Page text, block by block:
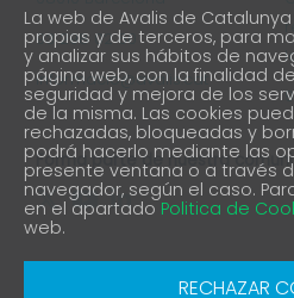
93 298 02 60
informacio@avalis.cat
Forma parte de nuestra
La web de Avalis de Catalunya
propias y de terceros, para
y analizar sus hábitos de
página web, con la finalidad
seguridad y mejora de los
de la misma. Las cookies
rechazadas, bloqueadas y
podrá hacerlo mediante las
presente ventana o a través
navegador, según el caso.
en el apartado Politica de
web.
RECHAZAR